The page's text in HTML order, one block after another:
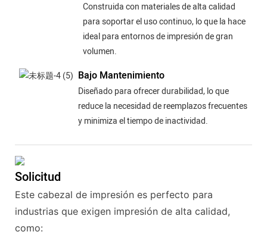
Construida con materiales de alta calidad
para soportar el uso continuo, lo que la hace
ideal para entornos de impresión de gran
volumen.
Bajo Mantenimiento
Diseñado para ofrecer durabilidad, lo que
reduce la necesidad de reemplazos frecuentes
y minimiza el tiempo de inactividad.
Solicitud
Este cabezal de impresión es perfecto para
industrias que exigen impresión de alta calidad,
como: